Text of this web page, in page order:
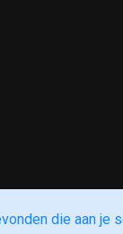
die aan je